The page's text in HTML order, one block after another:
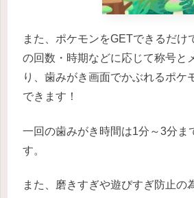
また、ポケモンをGETできるだけ
の回数・時期などに応じて称号と
り、歯みがき画面でかぶれるポケ
できます！
一回の歯みがき時間は1分～3分ま
す。
また、磨きすぎや遊びすぎ防止の